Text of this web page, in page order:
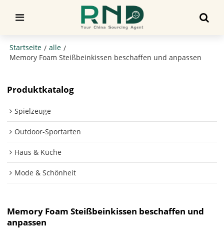
Startseite / alle /
Memory Foam Steißbeinkissen beschaffen und anpassen
Produktkatalog
Spielzeuge
Outdoor-Sportarten
Haus & Küche
Mode & Schönheit
Memory Foam Steißbeinkissen beschaffen und
anpassen